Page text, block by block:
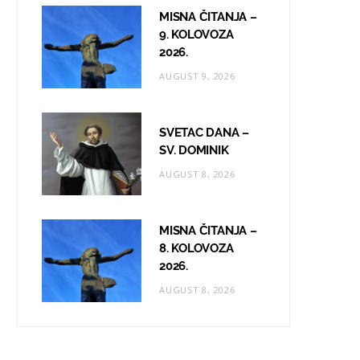
MISNA ČITANJA –
9. KOLOVOZA
2026.
AUGUST 9, 2026
SVETAC DANA –
SV. DOMINIK
AUGUST 8, 2026
MISNA ČITANJA –
8. KOLOVOZA
2026.
AUGUST 8, 2026